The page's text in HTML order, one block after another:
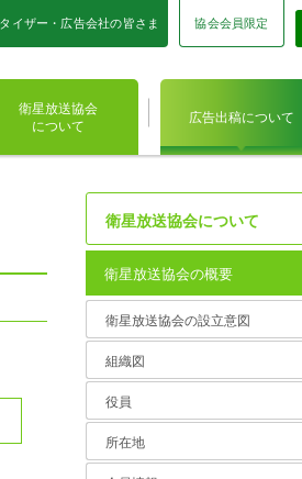
イザー・広告会社の皆さま 協会会員限定
衛星放送協会
について
広告出稿について
衛星放送協会について
衛星放送協会の概要
衛星放送協会の設立意図
組織図
役員
所在地